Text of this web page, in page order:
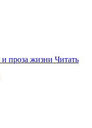
проза жизни Читать